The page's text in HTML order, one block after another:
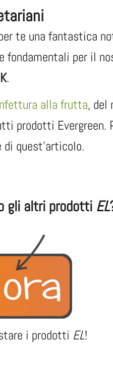
te una fantastica
per il
.
alla frutta, del
prodotti Evergreen.
quest’articolo.
gli altri prodotti EL
i prodotti EL!